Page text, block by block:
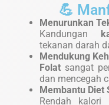
💪
Menurunkan
Kandungan
tekanan darah
Mendukung
Folatsangat
dan mencegah
Membantu Diet
Rendah